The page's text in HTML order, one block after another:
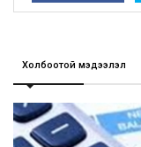
Холбоотой мэдээлэл